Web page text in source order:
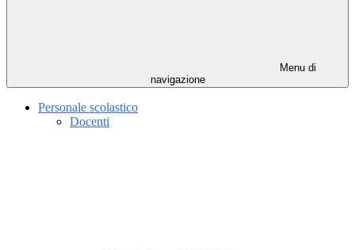
Menu di
navigazione
Personale scolastico
Docenti